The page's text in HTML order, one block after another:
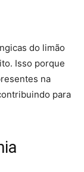
do limão
Isso porque
na
para